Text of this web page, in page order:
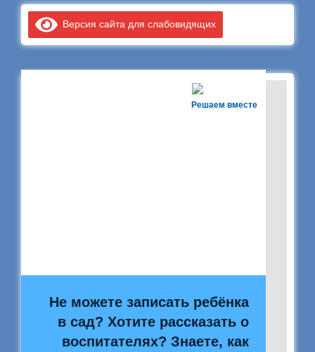
Версия сайта для слабовидящих
Решаем вместе
Не можете записать ребёнка
в сад? Хотите рассказать о
воспитателях? Знаете, как